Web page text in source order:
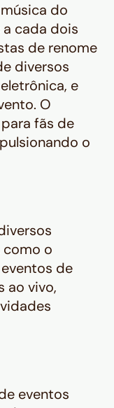
do
cada dois
de renome
diversos
e
O
fãs de
o
como o
de
ao vivo,
eventos